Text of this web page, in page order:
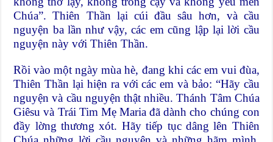
Chúa”. Thiên Thần lại cúi đầu sâu hơn, và cầu
nguyện ba lần như vậy, các em cũng lập lại lời cầu
nguyện này với Thiên Thần.
Rồi vào một ngày mùa hè, đang khi các em vui đùa,
Thiên Thần lại hiện ra với các em và bảo: “Hãy cầu
nguyện và cầu nguyện thật nhiều. Thánh Tâm Chúa
Giêsu và Trái Tim Mẹ Maria đã dành cho chúng con
đầy lờng thương xót. Hãy tiếp tục dâng lên Thiên